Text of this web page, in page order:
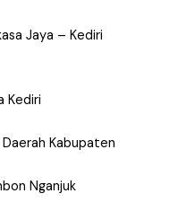
Jaya – Kediri
Kediri
Kabupaten
Nganjuk